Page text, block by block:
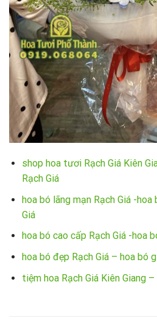
shop hoa tươi Rạch Giá Kiên
Rạch Giá
hoa bó lãng mạn Rạch Giá -
Giá
hoa bó cao cấp Rạch Giá -hoa
hoa bó đẹp Rạch Giá – hoa bó
tiệm hoa Rạch Giá Kiên Giang